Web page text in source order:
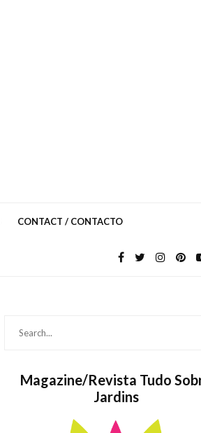
CONTACT / CONTACTO
Magazine/Revista Tudo
Jardins